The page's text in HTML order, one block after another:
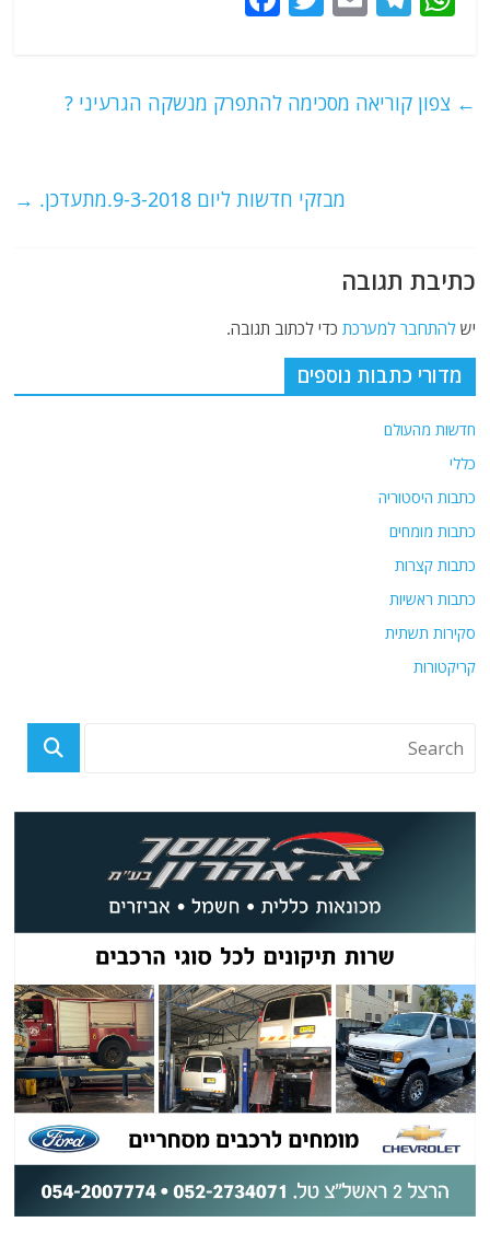
s
g
l
er
e
o
← צפון קוריאה מסכימה להתפרק מנשקה הגרעיני ?
מבזקי חדשות ליום 9-3-2018.מתעדכן. →
כתיבת תגובה
ישלהתחבר למערכת כדי לכתוב תגובה.
מדורי כתבות נוספים
חדשות מהעולם
כללי
כתבות היסטוריה
כתבות מומחים
כתבות קצרות
כתבות ראשיות
סקירות תשתית
קריקטורות